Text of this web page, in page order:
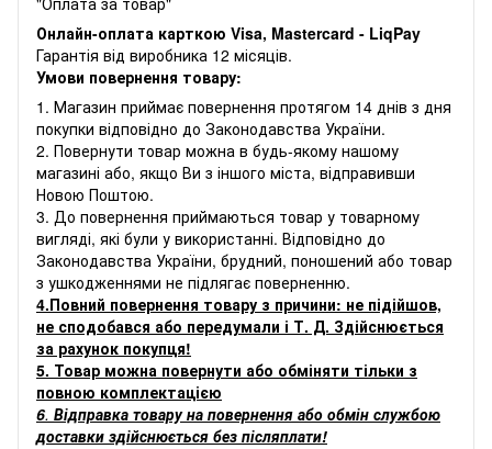
Онлайн-оплата карткою Visa, Mastercard - LiqPay
Гарантія від виробника 12 місяців.
Умови повернення товару:
1. Магазин приймає повернення протягом 14 днів з дня
покупки відповідно до Законодавства України.
2. Повернути товар можна в будь-якому нашому
магазині або, якщо Ви з іншого міста, відправивши
Новою Поштою.
3. До повернення приймаються товар у товарному
вигляді, які були у використанні. Відповідно до
Законодавства України, брудний, поношений або товар
з ушкодженнями не підлягає поверненню.
4.Повний повернення товару з причини: не підійшов,
не сподобався або передумали і Т. Д. Здійснюється
за рахунок покупця!
5. Товар можна повернути або обміняти тільки з
повною комплектацією
6. Відправка товару на повернення або обмін службою
доставки здійснюється без післяплати!